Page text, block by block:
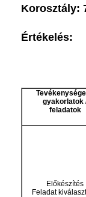
Korosztály:
Értékelés:
gyakorlatok
feladatok
Előkészítés
Feladat